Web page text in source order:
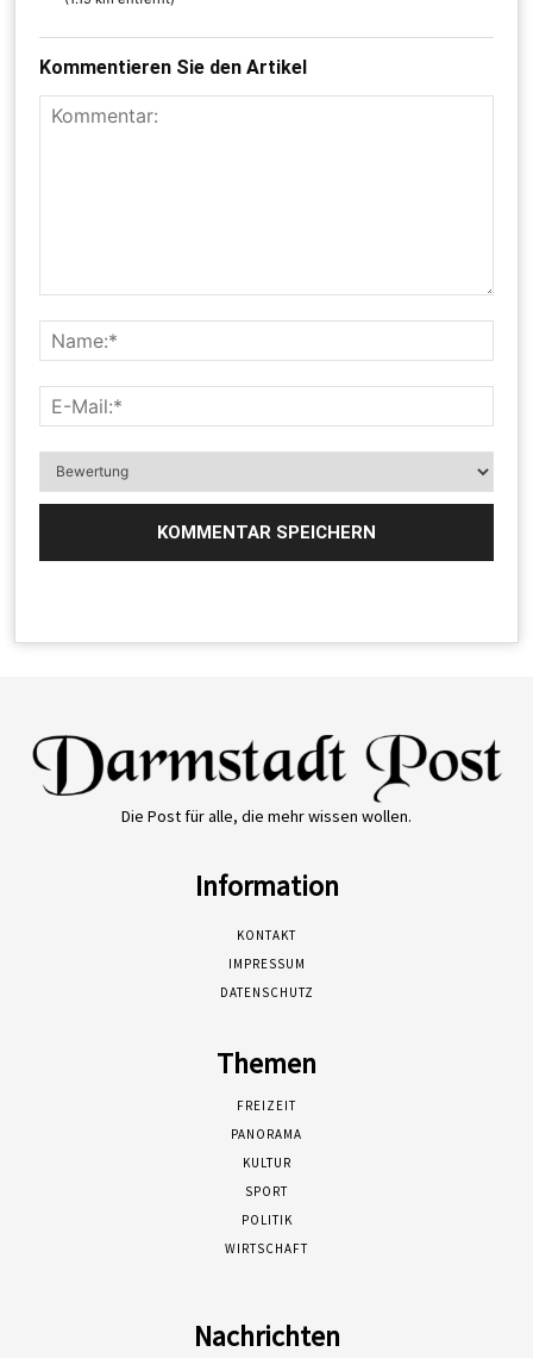
Kommentieren Sie den Artikel
Die Post für alle, die mehr wissen wollen.
Information
KONTAKT
IMPRESSUM
DATENSCHUTZ
Themen
FREIZEIT
PANORAMA
KULTUR
SPORT
POLITIK
WIRTSCHAFT
Nachrichten